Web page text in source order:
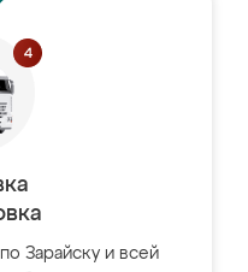
Зарайску и всей